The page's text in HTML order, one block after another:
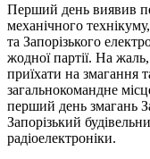
Перший день виявив
механічного
та Запорізького
жодної партії. На
приїхати на змагання
загальнокомандне
перший день змагань
Запорізький
радіоелектроніки.